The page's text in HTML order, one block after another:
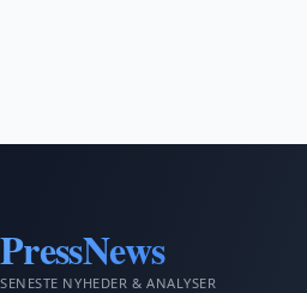
PressNews
SENESTE NYHEDER & ANALYSER